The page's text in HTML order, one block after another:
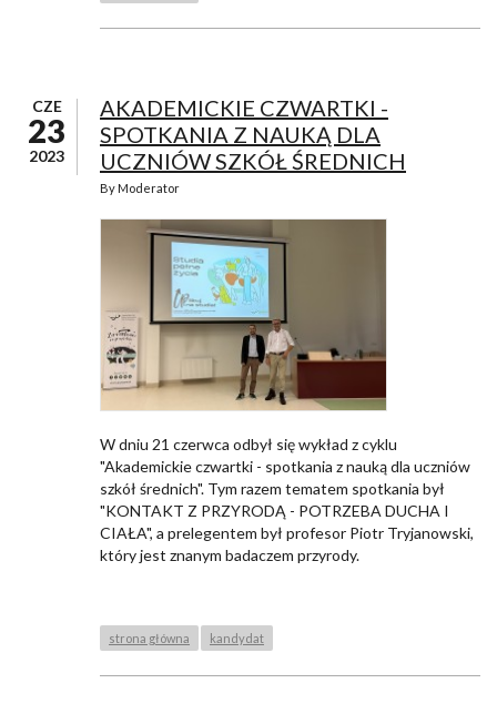
CZE
23
2023
AKADEMICKIE CZWARTKI -
SPOTKANIA Z NAUKĄ DLA
UCZNIÓW SZKÓŁ ŚREDNICH
By Moderator
W dniu 21 czerwca odbył się wykład z cyklu
"Akademickie czwartki - spotkania z nauką dla uczniów
szkół średnich". Tym razem tematem spotkania był
"KONTAKT Z PRZYRODĄ - POTRZEBA DUCHA I
CIAŁA", a prelegentem był profesor Piotr Tryjanowski,
który jest znanym badaczem przyrody.
strona główna kandydat